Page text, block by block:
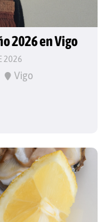
2026 en Vigo
2026
Vigo